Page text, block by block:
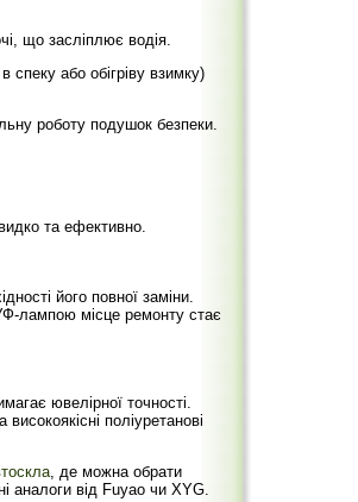
що засліплює водія.
спеку або обігріву взимку)
роботу подушок безпеки.
та ефективно.
його повної заміни.
лампою місце ремонту стає
ювелірної точності.
поліуретанові
, де можна обрати
аналоги від Fuyao чи XYG.